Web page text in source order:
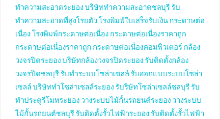
ทำความสะอาดระยองบริษัททำความสะอาดชลบุรี รับ
ทำความสะอาดที่สูงโรยตัว โรงพิมพ์ใบเสร็จรับเงิน กระดาษต่อ
เนื่อง โรงพิมพ์กระดาษต่อเนื่อง กระดาษต่อเนื่องราคาถูก
กระดาษต่อเนื่องราคาถูก กระดาษต่อเนื่องคอมพิวเตอร์ กล้อง
วงจรปิดระยองบริษัทกล้องวงจรปิดระยอง รับติดตั้งกล้อง
วงจรปิดชลบุรี รับทำระบบโซล่าเซลล์ รับออกแบบระบบโซล่า
เซลล์ บริษัททำโซล่าเซลล์ระยอง รับริษัทโซล่าเซลล์ชลบุรี รับ
ทำประตูรีโมทระยอง วางระบบไม้กั้นรถยนต์ระยอง วางระบบ
ไม้กั้นรถยนต์ชลบุรี รับติดตั้งรั้วไฟฟ้าระยอง รับติดตั้งรั้วไฟฟ้า